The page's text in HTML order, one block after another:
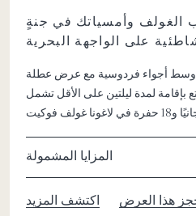
الغولف وأمسياتك في جنةٍ
على الواجهة البحرية
وسط أجواء فردوسية مع عرض عطلة
لمدة ليلتين على الأقل تشمل
المزايا المشمولة
اكتشف المزيد هذا العرض